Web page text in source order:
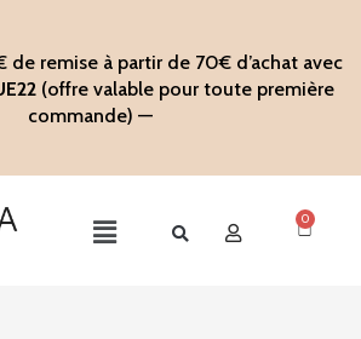
de remise à partir de 70€ d’achat avec
(offre valable pour toute première
commande) —
Main
0
Panier